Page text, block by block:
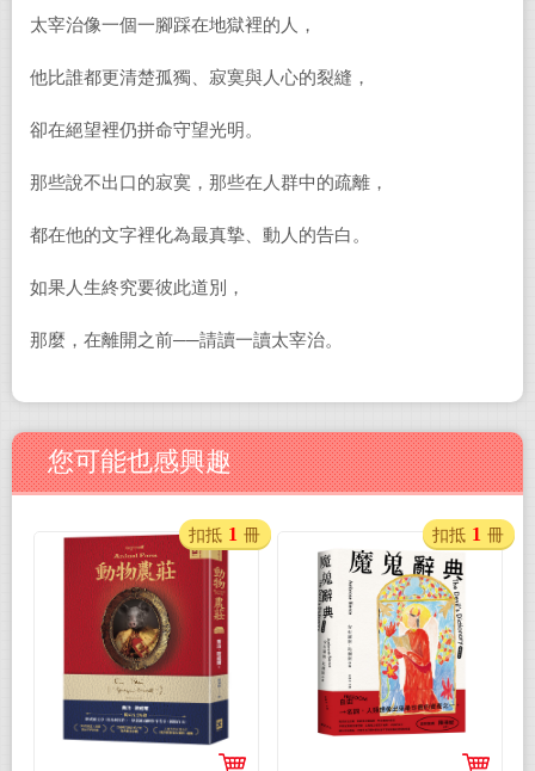
太宰治像一個一腳踩在地獄裡的人，
他比誰都更清楚孤獨、寂寞與人心的裂縫，
卻在絕望裡仍拼命守望光明。
那些說不出口的寂寞，那些在人群中的疏離，
都在他的文字裡化為最真摯、動人的告白。
如果人生終究要彼此道別，
那麼，在離開之前──請讀一讀太宰治。
您可能也感興趣
扣抵 1 冊 扣抵 1 冊